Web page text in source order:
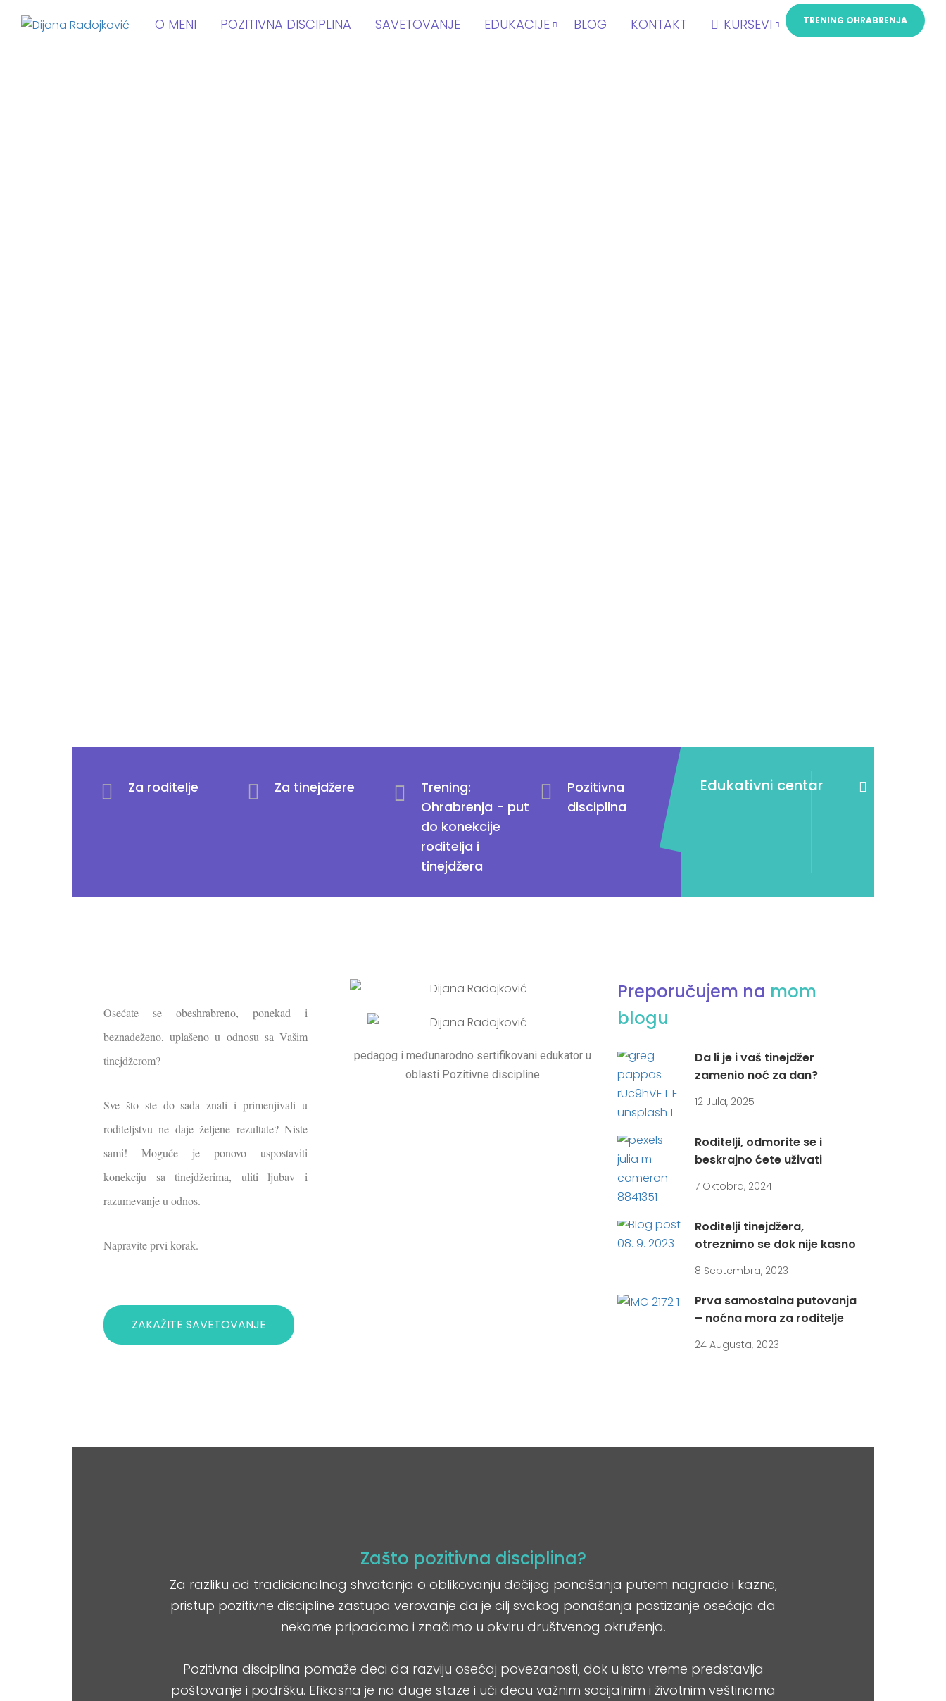
O MENI POZITIVNA DISCIPLINA SAVETOVANJE EDUKACIJE BLOG KONTAKT KURSEVI TRENING OHRABRENJA
Za roditelje Za tinejdžere
Trening:
Ohrabrenja - put
do konekcije
roditelja i
tinejdžera
Pozitivna
disciplina
Edukativni centar
Osećate se obeshrabreno, ponekad i
beznadeženo, uplašeno u odnosu sa Vašim
tinejdžerom?
Sve što ste do sada znali i primenjivali u
roditeljstvu ne daje željene rezultate? Niste
sami! Moguće je ponovo uspostaviti
konekciju sa tinejdžerima, uliti ljubav i
razumevanje u odnos.
Napravite prvi korak.
ZAKAŽITE SAVETOVANJE
pedagog i međunarodno sertifikovani edukator u
oblasti Pozitivne discipline
Preporučujem na mom
blogu
Da li je i vaš tinejdžer
zamenio noć za dan?
12 Jula, 2025
Roditelji, odmorite se i
beskrajno ćete uživati
7 Oktobra, 2024
Roditelji tinejdžera,
otreznimo se dok nije kasno
8 Septembra, 2023
Prva samostalna putovanja
– noćna mora za roditelje
24 Augusta, 2023
Zašto pozitivna disciplina?
Za razliku od tradicionalnog shvatanja o oblikovanju dečijeg ponašanja putem nagrade i kazne,
pristup pozitivne discipline zastupa verovanje da je cilj svakog ponašanja postizanje osećaja da
nekome pripadamo i značimo u okviru društvenog okruženja.
Pozitivna disciplina pomaže deci da razviju osećaj povezanosti, dok u isto vreme predstavlja
poštovanje i podršku. Efikasna je na duge staze i uči decu važnim socijalnim i životnim veštinama